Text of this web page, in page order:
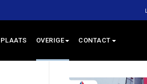
OVERIGE CONTACT